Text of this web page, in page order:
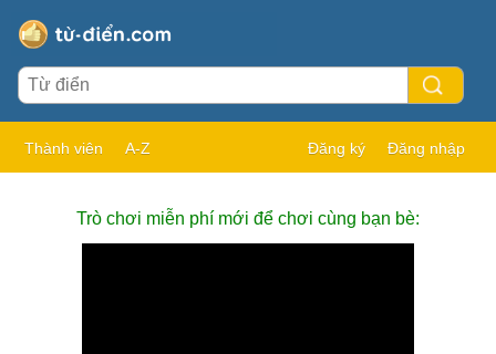
Thành viên A-Z Đăng ký Đăng nhập
Trò chơi miễn phí mới để chơi cùng bạn bè: